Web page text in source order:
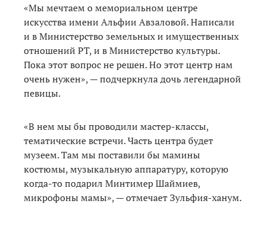
«Мы мечтаем о мемориальном центре
искусства имени Альфии Авзаловой. Написали
и в Министерство земельных и имущественных
отношений РТ, и в Министерство культуры.
Пока этот вопрос не решен. Но этот центр нам
очень нужен», — подчеркнула дочь легендарной
певицы.
«В нем мы бы проводили мастер-классы,
тематические встречи. Часть центра будет
музеем. Там мы поставили бы мамины
костюмы, музыкальную аппаратуру, которую
когда-то подарил Минтимер Шаймиев,
микрофоны мамы», — отмечает Зульфия-ханум.